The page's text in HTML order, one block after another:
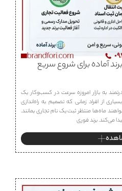
آماده برای شروع سریع
به بازار امروزه سرعت در کسب‌وکار یک
از افراد زمانی که تصمیم به راه‌اندازی
ماه‌ها منتظر ثبت یک نام تجاری بمانند.
می‌کند. برند فوری